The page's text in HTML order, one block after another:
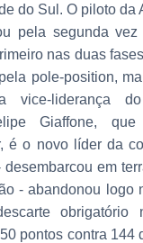
do Sul. O piloto da
pela segunda
nas duas
pole-position,
vice-liderança do
Giaffone,
é o novo líder da
desembarcou em
- abandonou logo
obrigatório
pontos contra 144